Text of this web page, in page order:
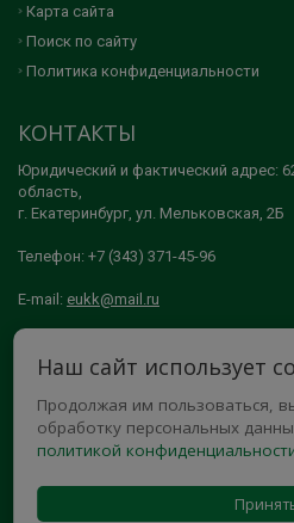
Карта сайта
Поиск по сайту
Политика конфиденциальности
КОНТАКТЫ
Юридический и фактический адрес:
область,
г. Екатеринбург, ул. Мельковская, 2Б
Телефон: +7 (343) 371-45-96
E-mail: eukk@mail.ru
КОМБИНАТ"
МЫ В СОЦСЕТЯХ
Наш сайт использует
Продолжая им пользоваться,
обработку персональных
политикой